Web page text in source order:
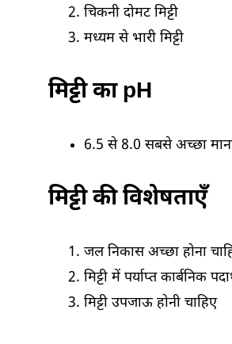
चिकनी दोमट मिट्टी
मध्यम से भारी मिट्टी
मिट्टी का pH
6.5 से 8.0 सबसे अच्छा
मिट्टी की विशेषताएँ
जल निकास अच्छा होना
मिट्टी में पर्याप्त कार्बनिक
मिट्टी उपजाऊ होनी चाहिए